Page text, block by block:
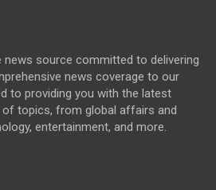
news source committed to delivering
news coverage to our
to providing you with the latest
of topics, from global affairs and
entertainment, and more.